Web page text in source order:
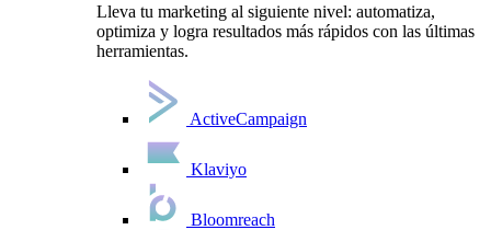
Lleva tu marketing al siguiente nivel: automatiza,
optimiza y logra resultados más rápidos con las últimas
herramientas.
ActiveCampaign
Klaviyo
Bloomreach